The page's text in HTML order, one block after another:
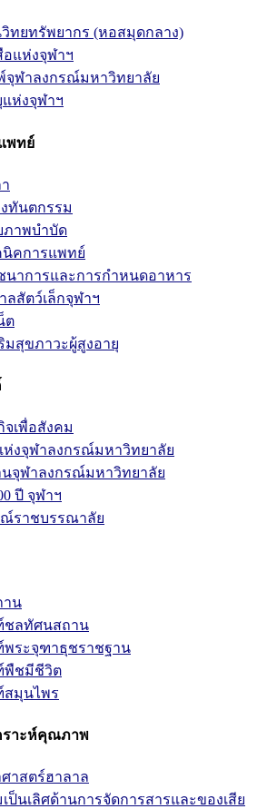
ทยทรัพยากร (หอสมุดกลาง)
แห่งจุฬาฯ
จุฬาลงกรณ์มหาวิทยาลัย
ห่งจุฬาฯ
พทย์
ทันตกรรม
ภาพบำบัด
คการแพทย์
าการและการกำหนดอาหาร
ลสัตว์เล็กจุฬาฯ
ต
มสุขภาวะผู้สูงอายุ
เพื่อสังคม
งจุฬาลงกรณ์มหาวิทยาลัย
จุฬาลงกรณ์มหาวิทยาลัย
ปี จุฬาฯ
ณ์ราชบรรณาลัย
าน
ลทัศนสถาน
ระจุฑาธุชราชฐาน
ชมีชีวิต
มุนไพร
ราะห์คุณภาพ
าสตร์ฮาลาล
ป็นเลิศด้านการจัดการสารและของเสีย